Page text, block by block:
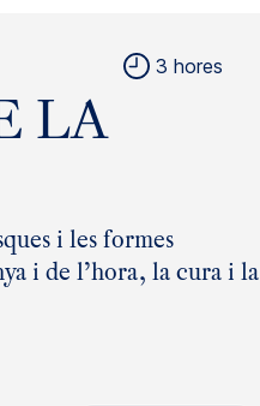
3 hores
LA
i les formes
i de l’hora, la cura i la